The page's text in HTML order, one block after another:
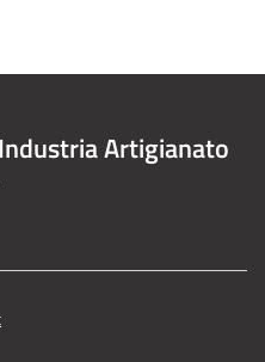
Artigianato